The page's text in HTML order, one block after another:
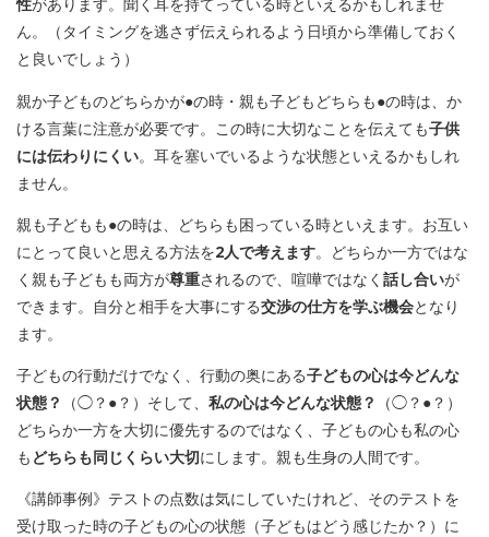
性があります。聞く耳を持てっている時といえるかもしれませ
ん。（タイミングを逃さず伝えられるよう日頃から準備しておく
と良いでしょう）
親か子どものどちらかが●の時・親も子どもどちらも●の時は、か
ける言葉に注意が必要です。この時に大切なことを伝えても子供
には伝わりにくい。耳を塞いでいるような状態といえるかもしれ
ません。
親も子どもも●の時は、どちらも困っている時といえます。お互い
にとって良いと思える方法を2人で考えます。どちらか一方ではな
く親も子どもも両方が尊重されるので、喧嘩ではなく 話し合いが
できます。自分と相手を大事にする交渉の仕方を学ぶ機会となり
ます。
子どもの行動だけでなく、行動の奥にある子どもの心は今どんな
状態？
（◯？●？）そして、 私の心は今どんな状態？
（◯？●？）
どちらか一方を大切に優先するのではなく、子どもの心も私の心
も どちらも同じくらい大切にします。親も生身の人間です。
《講師事例》テストの点数は気にしていたけれど、そのテストを
受け取った時の子どもの心の状態（子どもはどう感じたか？）に